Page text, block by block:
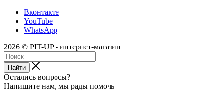
Вконтакте
YouTube
WhatsApp
2026 © PIT-UP - интернет-магазин
Найти
Остались вопросы?
Напишите нам, мы рады помочь